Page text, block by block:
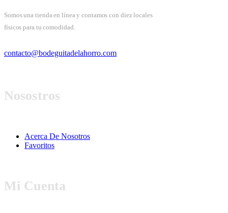
Somos una tienda en línea y contamos con diez locales
físicos para tu comodidad.
contacto@bodeguitadelahorro.com
Nosostros
Acerca De Nosotros
Favoritos
Mi Cuenta